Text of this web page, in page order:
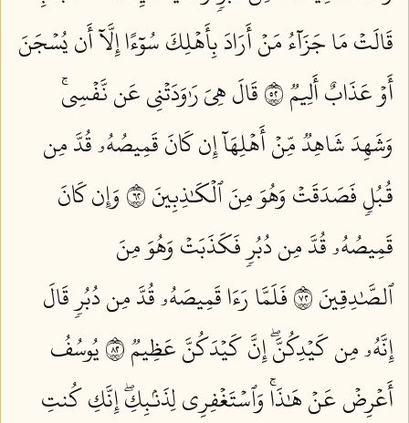
قَالَتۡ مَا جَزَآءُ مَنۡ أَرَادَ بِأَهۡلِكَ سُوٓءًا إِلَّآ أَن يُسۡجَنَ
أَوۡ عَذَابٌ أَلِيمٞ ٢٥
قَالَ هِيَ رَٰوَدَتۡنِي عَن نَّفۡسِيۚ
وَشَهِدَ شَاهِدٞ مِّنۡ أَهۡلِهَآ إِن كَانَ قَمِيصُهُۥ قُدَّ مِن
قُبُلٖ فَصَدَقَتۡ وَهُوَ مِنَ ٱلۡكَٰذِبِينَ ٢٦
وَإِن كَانَ
قَمِيصُهُۥ قُدَّ مِن دُبُرٖ فَكَذَبَتۡ وَهُوَ مِنَ
ٱلصَّٰدِقِينَ ٢٧
فَلَمَّا رَءَا قَمِيصَهُۥ قُدَّ مِن دُبُرٖ قَالَ
إِنَّهُۥ مِن كَيۡدِكُنَّۖ إِنَّ كَيۡدَكُنَّ عَظِيمٞ ٢٨
يُوسُفُ
أَعۡرِضۡ عَنۡ هَٰذَاۚ وَٱسۡتَغۡفِرِي لِذَنۢبِكِۖ إِنَّكِ كُنتِ